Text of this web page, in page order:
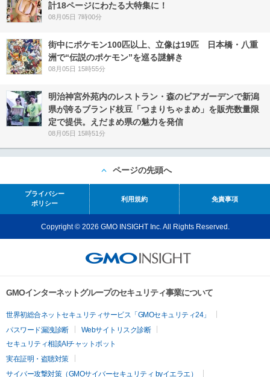
計18ページにわたる大特集に！
08月05日 7時00分
街中にポケモン100匹以上、立像は19匹 日本橋・八重
洲で“伝説のポケモン”を巡る謎解き
08月05日 15時55分
明治神宮外苑内のレストラン・森のビアガーデンで新潟
県が誇るブランド枝豆「つまりちゃまめ」を販売数量限
定で提供。えだまめ県の魅力を発信
08月05日 15時51分
ページの先頭へ
プライバシー
ポリシー
利用規約 免責事項
Copyright © 2026 GMO INSIGHT Inc. All Rights Reserved.
GMOインターネットグループのセキュリティ事業について
世界初総合ネットセキュリティサービス「GMOセキュリティ24」
パスワード漏洩診断
Webサイトリスク診断
セキュリティ相談AIチャットボット
実在証明・盗聴対策
サイバー攻撃対策（GMOサイバーセキュリティ byイエラエ）